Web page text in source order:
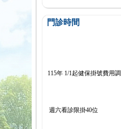
門診時間
115年 1/1起健保掛號費用
週六看診限掛40位